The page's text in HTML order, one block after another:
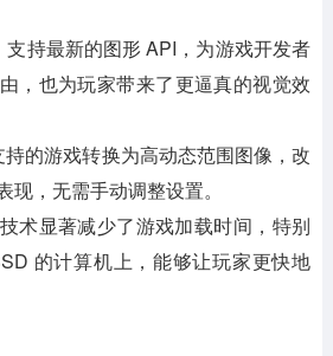
持最新的图形 API，为游戏开发者
，也为玩家带来了更逼真的视觉效
的游戏转换为高动态范围图像，改
，无需手动调整设置。
术显著减少了游戏加载时间，特别
的计算机上，能够让玩家更快地